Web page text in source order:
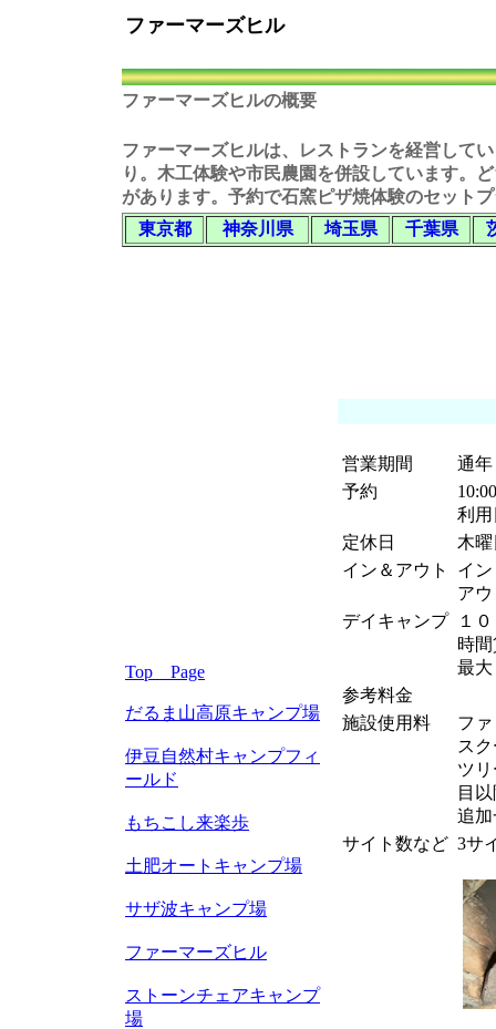
ファーマーズヒル
ファーマーズヒルの概要
ファーマーズヒルは、レストランを経営して
り。木工体験や市民農園を併設しています。
があります。予約で石窯ピザ焼体験のセット
東京都
神奈川県 埼玉県 千葉県
営業期間
通年
予約
利
定休日
木
イン＆アウト
イ
ア
デイキャンプ
１
時
最
参考料金
施設使用料
フ
ス
ツ
目
追加
サイト数など 3サ
Top Page
だるま山高原キャンプ場
伊豆自然村キャンプフィ
ールド
もちこし来楽歩
土肥オートキャンプ場
サザ波キャンプ場
ファーマーズヒル
ストーンチェアキャンプ
場